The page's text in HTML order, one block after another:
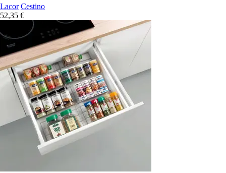
Lacor Cestino
52,35 €